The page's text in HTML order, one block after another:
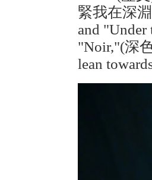
緊我在深
and "Under
"Noir,"(深
lean